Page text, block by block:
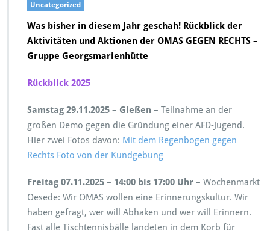
ü
c
k
2
2
Uncategorized
Was bisher in diesem Jahr geschah! Rückblick der
Aktivitäten und Aktionen der OMAS GEGEN RECHTS –
Gruppe Georgsmarienhütte
Rückblick 2025
Samstag 29.11.2025 – Gießen – Teilnahme an der
großen Demo gegen die Gründung einer AFD-Jugend.
Hier zwei Fotos davon: Mit dem Regenbogen gegen
Rechts Foto von der Kundgebung
Freitag 07.11.2025 – 14:00 bis 17:00 Uhr – Wochenmarkt
Oesede: Wir OMAS wollen eine Erinnerungskultur. Wir
haben gefragt, wer will Abhaken und wer will Erinnern.
Fast alle Tischtennisbälle landeten in dem Korb für